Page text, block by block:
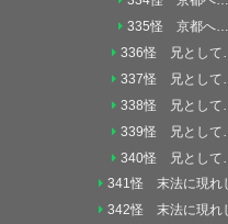
335怪 京都へ
336怪 兄として
337怪 兄として
338怪 兄として
339怪 兄として
340怪 兄として
341怪 末法に現れ
342怪 末法に現れ